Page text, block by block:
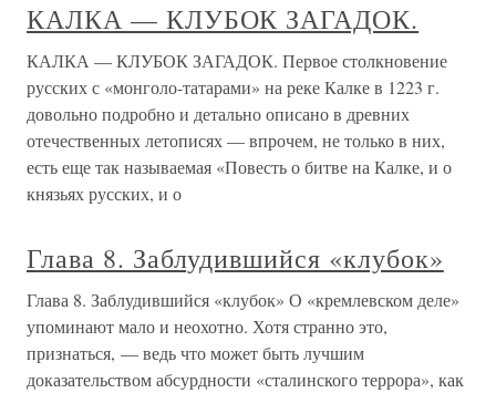
КАЛКА — КЛУБОК ЗАГАДОК.
КАЛКА — КЛУБОК ЗАГАДОК. Первое столкновение
русских с «монголо-татарами» на реке Калке в 1223 г.
довольно подробно и детально описано в древних
отечественных летописях — впрочем, не только в них,
есть еще так называемая «Повесть о битве на Калке, и о
князьях русских, и о
Глава 8. Заблудившийся «клубок»
Глава 8. Заблудившийся «клубок» О «кремлевском деле»
упоминают мало и неохотно. Хотя странно это,
признаться, — ведь что может быть лучшим
доказательством абсурдности «сталинского террора», как